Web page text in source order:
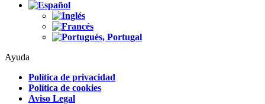
Ayuda
Política de privacidad
Política de cookies
Aviso Legal